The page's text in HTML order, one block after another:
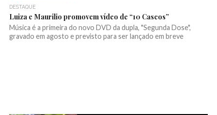
DESTAQUE
Luiza e Maurilio promovem vídeo de “10 Cascos”
Música é a primeira do novo DVD da dupla, "Segunda Dose",
gravado em agosto e previsto para ser lançado em breve